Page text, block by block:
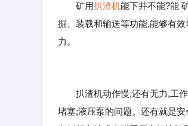
矿用扒渣机能下井不能?能
掘、装载和输送等功能,能够有
力。
扒渣机动作慢,还有无力,工
堵塞;液压泵的问题。还有就是